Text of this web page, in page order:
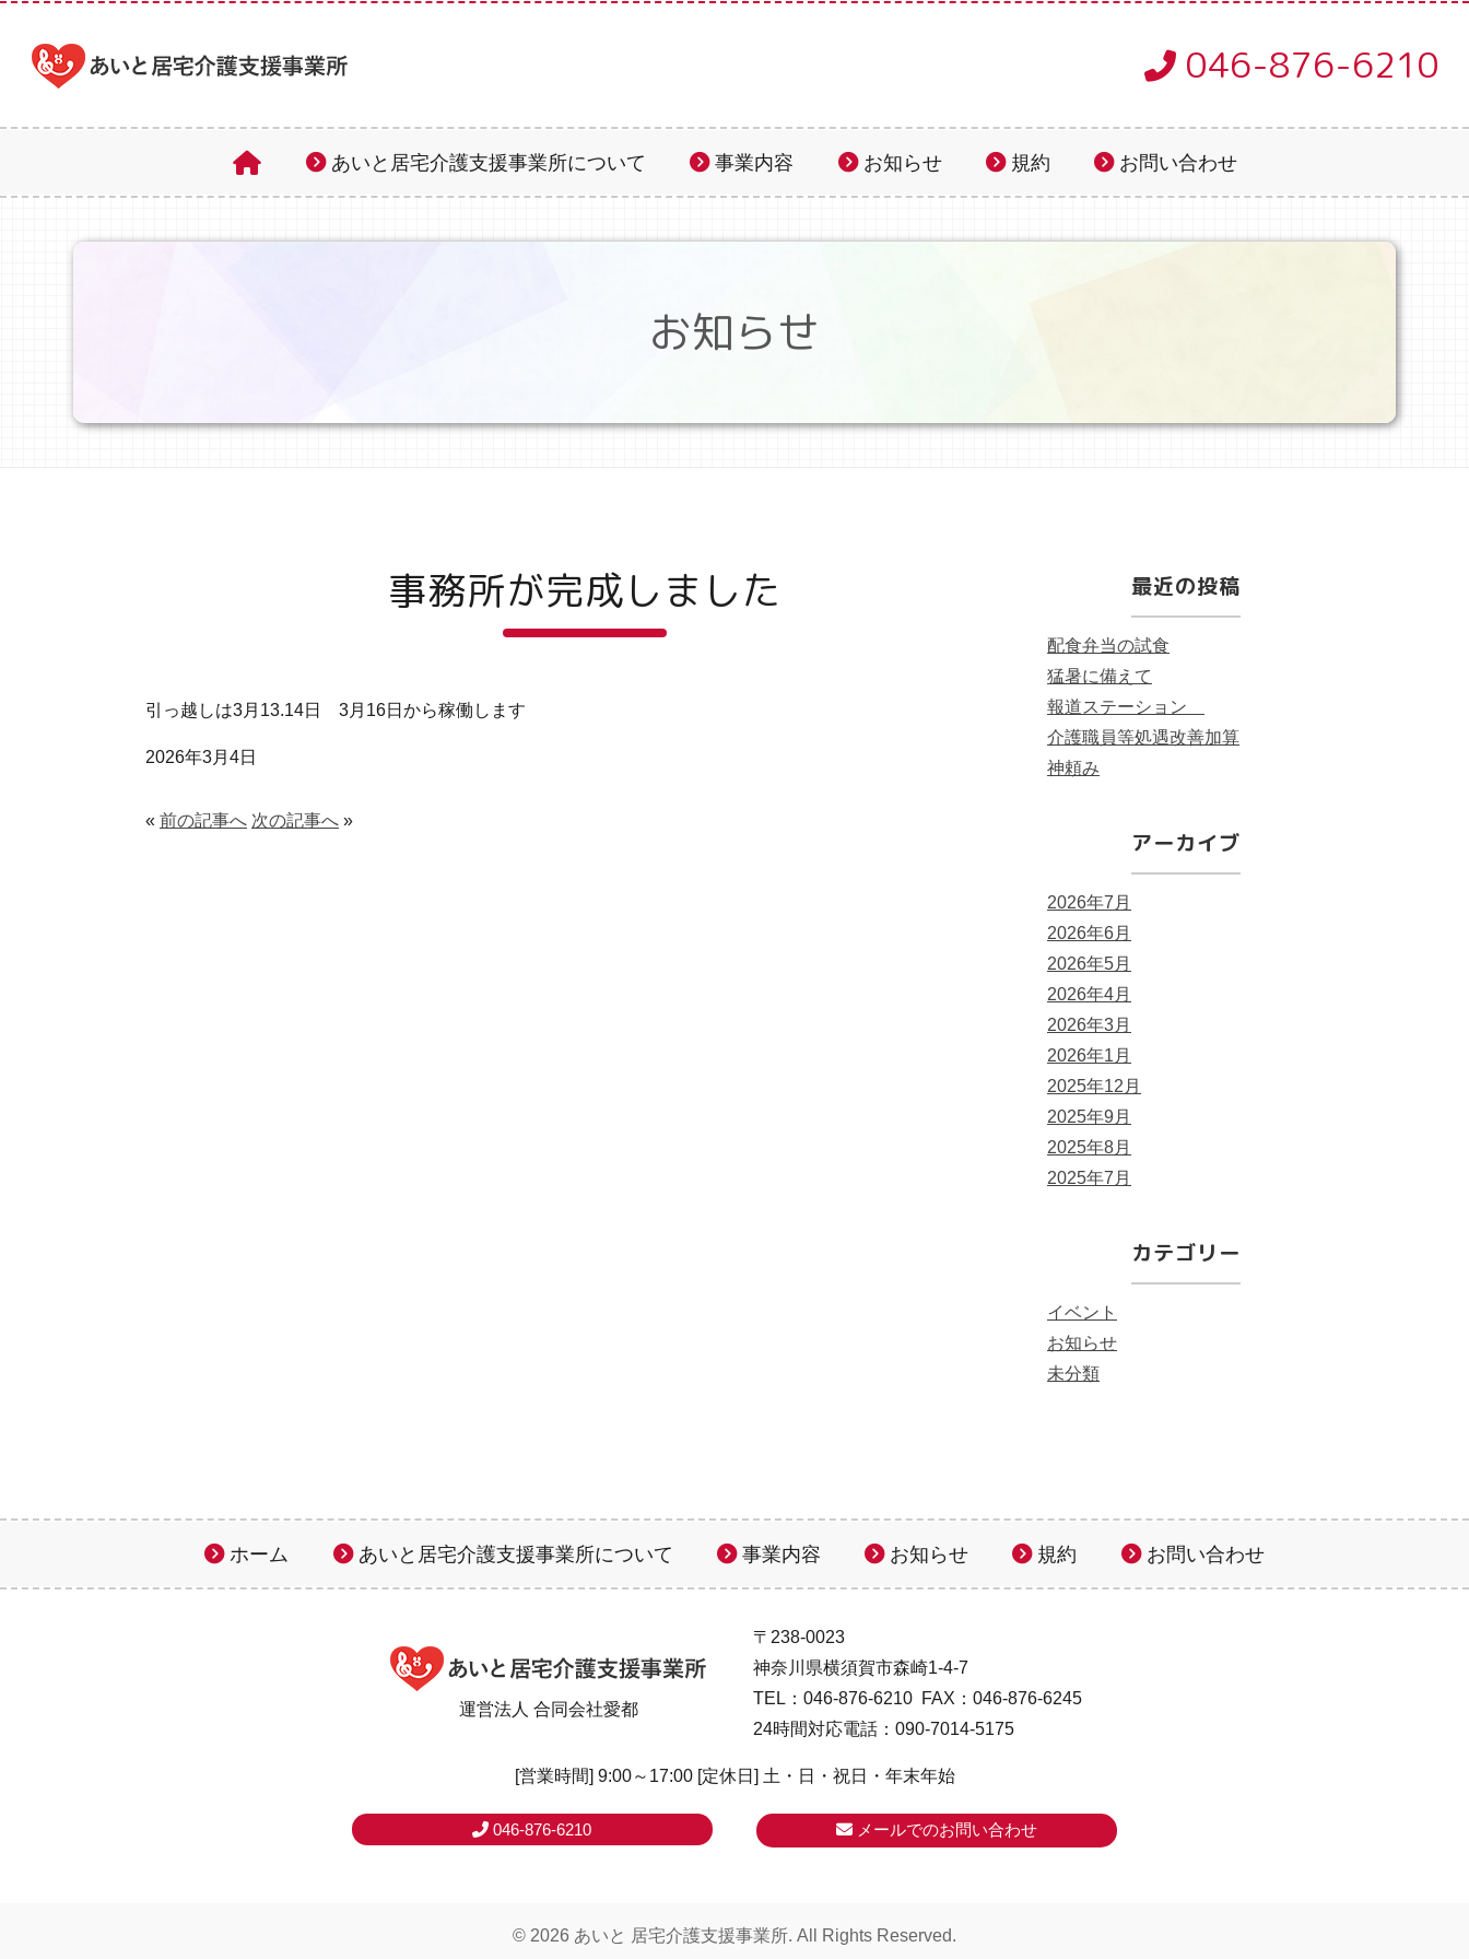
046-876-6210
あいと居宅介護支援事業所について 事業内容 お知らせ 規約 お問い合わせ
お知らせ
事務所が完成しました
引っ越しは3月13.14日 3月16日から稼働します
2026年3月4日
« 前の記事へ 次の記事へ »
最近の投稿
配食弁当の試食
猛暑に備えて
報道ステーション
介護職員等処遇改善加算
神頼み
アーカイブ
2026年7月
2026年6月
2026年5月
2026年4月
2026年3月
2026年1月
2025年12月
2025年9月
2025年8月
2025年7月
カテゴリー
イベント
お知らせ
未分類
ホーム あいと居宅介護支援事業所について 事業内容 お知らせ 規約 お問い合わせ
運営法人 合同会社愛都
〒238-0023
神奈川県横須賀市森崎1-4-7
TEL：046-876-6210 FAX：046-876-6245
24時間対応電話：090-7014-5175
[営業時間] 9:00～17:00 [定休日] 土・日・祝日・年末年始
046-876-6210 メールでのお問い合わせ
© 2026 あいと 居宅介護支援事業所. All Rights Reserved.